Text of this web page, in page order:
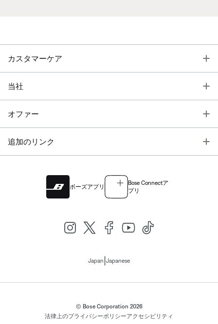
カスタマーケア
当社
オファー
追加のリンク
ボーズアプリ
Bose Connectア
プリ
Japan Japanese
© Bose Corporation 2026
法律上のプライバシーポリシーアクセシビリティ